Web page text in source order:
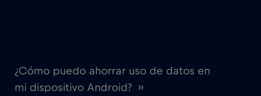
€4
¿Cómo puedo ahorrar uso de datos en
mi dispositivo Android? ››